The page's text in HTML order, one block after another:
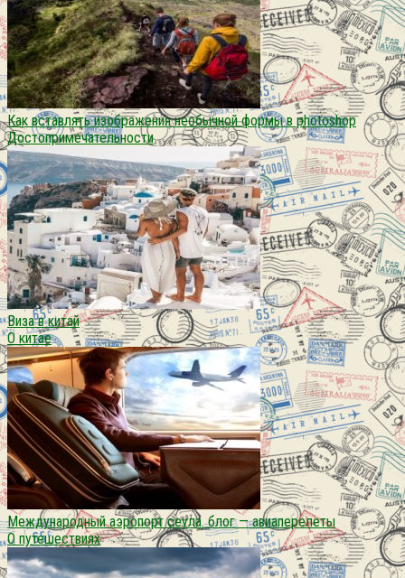
Как вставлять изображения необычной формы в photoshop
Достопримечательности
Виза в китай
О китае
Международный аэропорт сеула. блог — авиаперелеты
О путешествиях